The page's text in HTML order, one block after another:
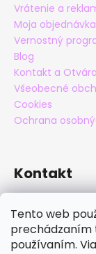
Tento web
prechádzaním
používaním.
Vrátenie a
Moja objednávka
Vernostný
Blog
Kontakt a
Všeobecné
Cookies
Ochrana
Kontakt
+421 905
maxatko